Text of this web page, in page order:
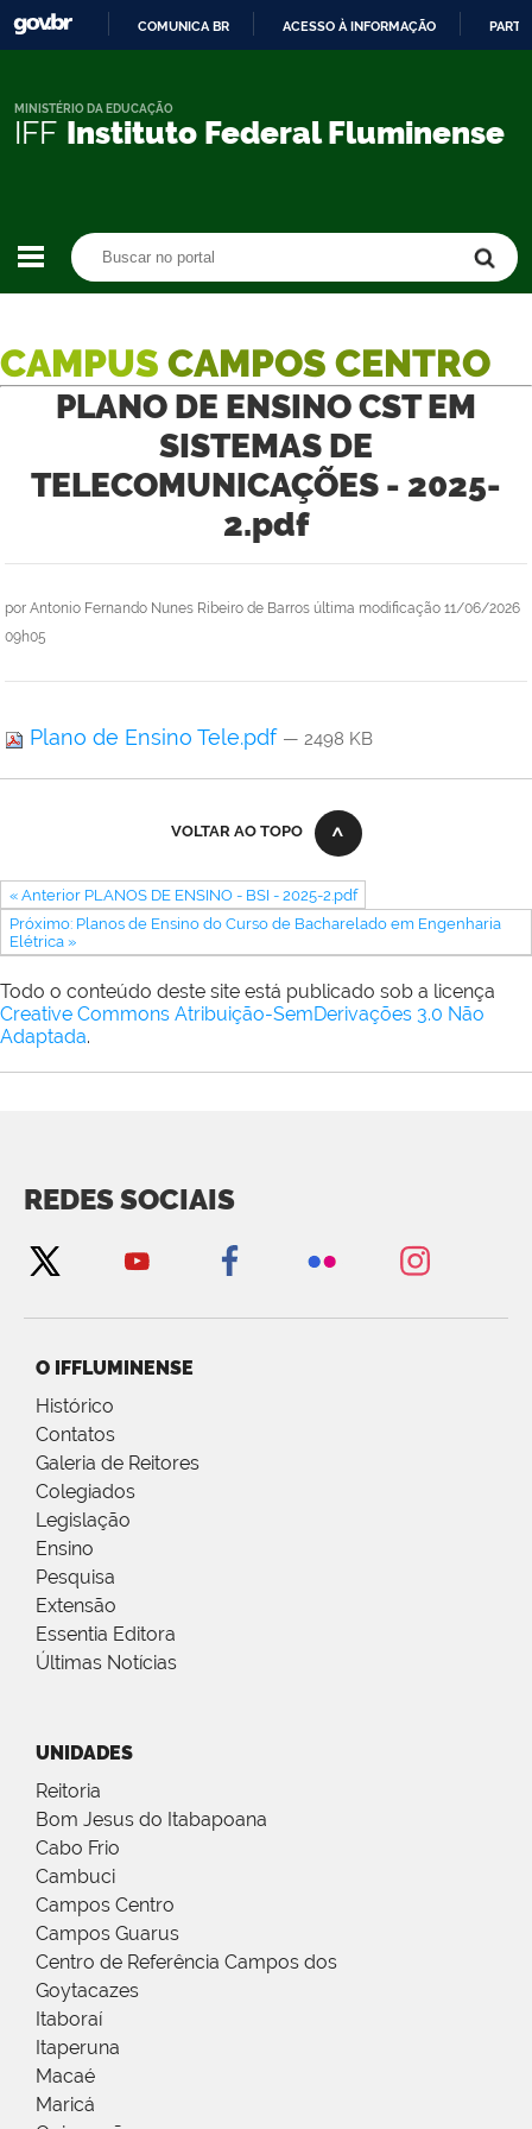
CONTEÚDO
COMUNICA BR ACESSO À INFORMAÇÃO
IFF Instituto Federal Fluminense
MINISTÉRIO DA EDUCAÇÃO
CAMPUS CAMPOS CENTRO
PLANO DE ENSINO CST EM
SISTEMAS DE
TELECOMUNICAÇÕES - 2025-
2.pdf
por Antonio Fernando Nunes Ribeiro de Barros última modificação 11/06/2026
09h05
Plano de Ensino Tele.pdf — 2498 KB
VOLTAR AO TOPO
« Anterior PLANOS DE ENSINO - BSI - 2025-2.pdf
Próximo: Planos de Ensino do Curso de Bacharelado em Engenharia
Elétrica »
Todo o conteúdo deste site está publicado sob a licença
Creative Commons Atribuição-SemDerivações 3.0 Não
Adaptada.
REDES SOCIAIS
O IFFLUMINENSE
Histórico
Contatos
Galeria de Reitores
Colegiados
Legislação
Ensino
Pesquisa
Extensão
Essentia Editora
Últimas Notícias
UNIDADES
Reitoria
Bom Jesus do Itabapoana
Cabo Frio
Cambuci
Campos Centro
Campos Guarus
Centro de Referência Campos dos
Goytacazes
Itaboraí
Itaperuna
Macaé
Maricá